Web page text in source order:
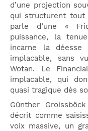
d’une projection
qui structurent tout
parle d’une «
puissance, la
incarne la déesse
implacable, sans
Wotan. Le
implacable, qui
quasi tragique dès
Günther
décrit comme
voix massive, un